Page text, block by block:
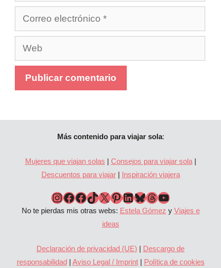
Correo
electrónico
Web
Más contenido para viajar sola:
Mujeres que viajan solas | Consejos para viajar sola|
Descuentos para viajar| Inspiración viajera
Perfil de Instagram de #QuieroViajarSola Página de Facebook de #QuieroViajarSola Grupo de Facebook Quiero Viajar Sola Perfil de TikTok de #QuieroViajarSola Perfil de X de #QuieroViajarSola Pinterest Perfil de LinkedIn de Estela Gómez, autora de #QuieroViajarSola Bluesky Threads YouTube
No te pierdas mis otras webs: Estela Gómez y Viajes e
ideas
Declaración de privacidad (UE) | Descargo de
responsabilidad| Aviso Legal / Imprint| Política de cookies